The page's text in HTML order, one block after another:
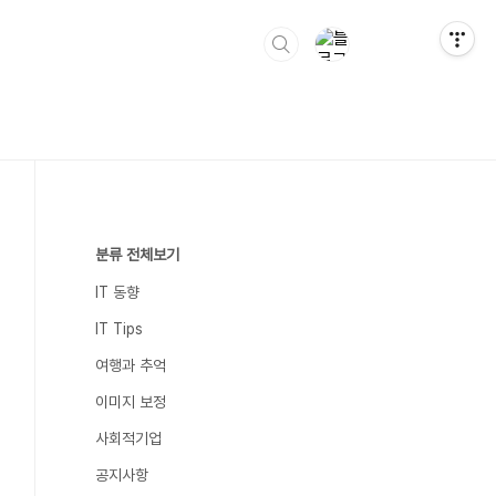
분류 전체보기
IT 동향
IT Tips
여행과 추억
이미지 보정
사회적기업
공지사항